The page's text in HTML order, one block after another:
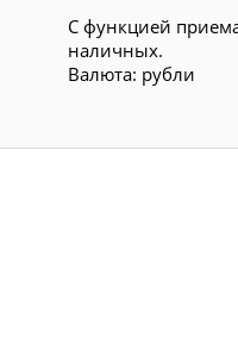
С функцией
наличных.
Валюта: рубли